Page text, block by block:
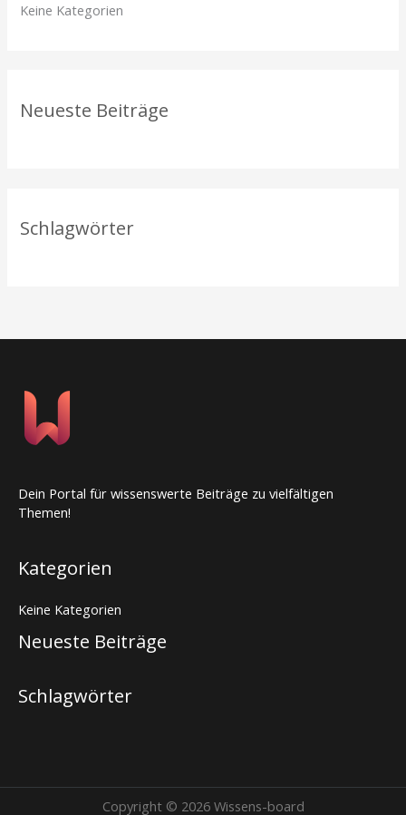
n
Keine Kategorien
Neueste Beiträge
Schlagwörter
Dein Portal für wissenswerte Beiträge zu vielfältigen
Themen!
Kategorien
Keine Kategorien
Neueste Beiträge
Schlagwörter
Copyright © 2026 Wissens-board